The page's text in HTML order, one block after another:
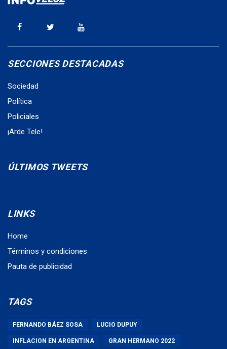
SECCIONES DESTACADAS
Sociedad
Política
Policiales
¡Arde Tele!
ÚLTIMOS TWEETS
LINKS
Home
Términos y condiciones
Pauta de publicidad
TAGS
FERNANDO BÁEZ SOSA LUCIO DUPUY
INFLACION EN ARGENTINA GRAN HERMANO 2022